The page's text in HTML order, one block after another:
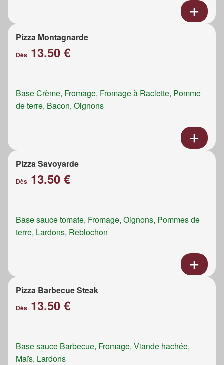
Pizza Montagnarde
Dès 13.50 €
Base Crème, Fromage, Fromage à Raclette, Pomme
de terre, Bacon, Oignons
Pizza Savoyarde
Dès 13.50 €
Base sauce tomate, Fromage, Oignons, Pommes de
terre, Lardons, Reblochon
Pizza Barbecue Steak
Dès 13.50 €
Base sauce Barbecue, Fromage, Viande hachée,
Maïs, Lardons